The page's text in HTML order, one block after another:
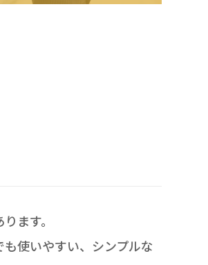
ます。
使いやすい、シンプルな